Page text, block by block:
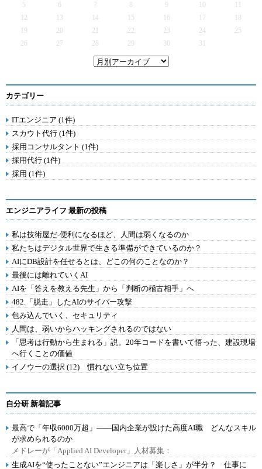
5
6 7 9
12
13 14 15 16 17
19
20 21 22 23 24
25
26
27 28 29 30 31
カテゴリー
ITエンジニア (1件)
スカウト代行 (1件)
採用コンサルタント (1件)
採用代行 (1件)
採用 (1件)
エンジニアライフ 最新の投稿
私は技術屋だ-便利になるほど、人間は弱くなるのか
私たちはデジタル世界で生きる準備ができているのか？
AIにDB設計を任せるとは、どこの何のことなのか？
最後には離れていくAI
AIを「答えを教える先生」から「判断の稽古相手」へ
482.「脱走」したAIのサイバー攻撃
包み込んでいく、セキュリティ
人間は、弱いからハッキングされるのではない
「思考は行動から生まれる」説。20年コードを書いて悟った、建設現場
へ行くことの価値
イノウーの選択 (12) 慣れない立ち位置
自分研 新着記事
最高で「年収6000万超」――国内企業が設けた高度AI職 どんなスキル
が求められるのか
メドレーが「Applied AI Developer」人材募集：
生成AIを“使ったことない”エンジニアは「楽しさ」が半分？ 仕事に